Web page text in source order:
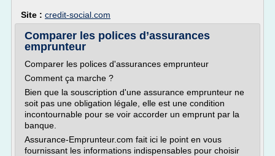
Site : credit-social.com
Comparer les polices d’assurances
emprunteur
Comparer les polices d'assurances emprunteur
Comment ça marche ?
Bien que la souscription d'une assurance emprunteur ne
soit pas une obligation légale, elle est une condition
incontournable pour se voir accorder un emprunt par la
banque.
Assurance-Emprunteur.com fait ici le point en vous
fournissant les informations indispensables pour choisir